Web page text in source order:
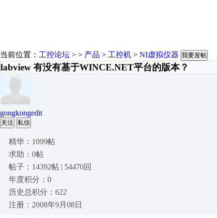
当前位置： 工控论坛 > > 产品 > 工控机 > NI虚拟仪器 我要发帖
labview 有没有基于WINCE.NET平台的版本？
gongkongedit
关注 私信
精华：1099帖
求助：0帖
帖子：14392帖 | 54470回
年度积分：0
历史总积分：622
注册：2008年9月08日